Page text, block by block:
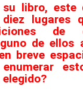
su libro, este
lugares
de
de ellos
breve
enumerar